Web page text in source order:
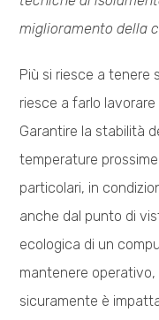
miglioramento della
Più si riesce a tenere
riesce a farlo
Garantire la stabilità
temperature
particolari, in
anche dal punto di
ecologica di un
mantenere
sicuramente è